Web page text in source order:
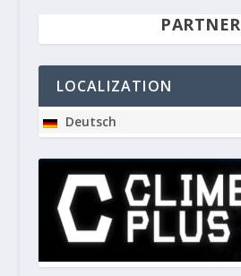
PARTNER
LOCALIZATION
Deutsch